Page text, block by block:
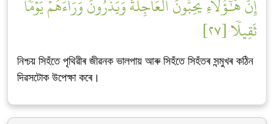
إِنَّ هَٰٓؤُلَآءِ يُحِبُّونَ ٱلۡعَاجِلَةَ وَيَذَرُونَ وَرَآءَهُمۡ يَوۡمٗا
ثَقِيلٗا [٢٧]
নিশ্চয় সিহঁতে পৃথিৱীৰ জীৱনক ভালপায় আৰু সিহঁতে সিহঁতৰ সন্মুখৰ কঠিন
দিৱসটোক উপেক্ষা কৰে।